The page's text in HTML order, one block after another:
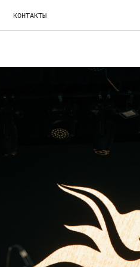
КОНТАКТЫ